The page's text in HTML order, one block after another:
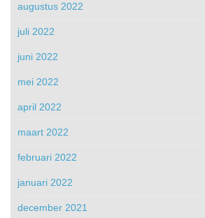
augustus 2022
juli 2022
juni 2022
mei 2022
april 2022
maart 2022
februari 2022
januari 2022
december 2021